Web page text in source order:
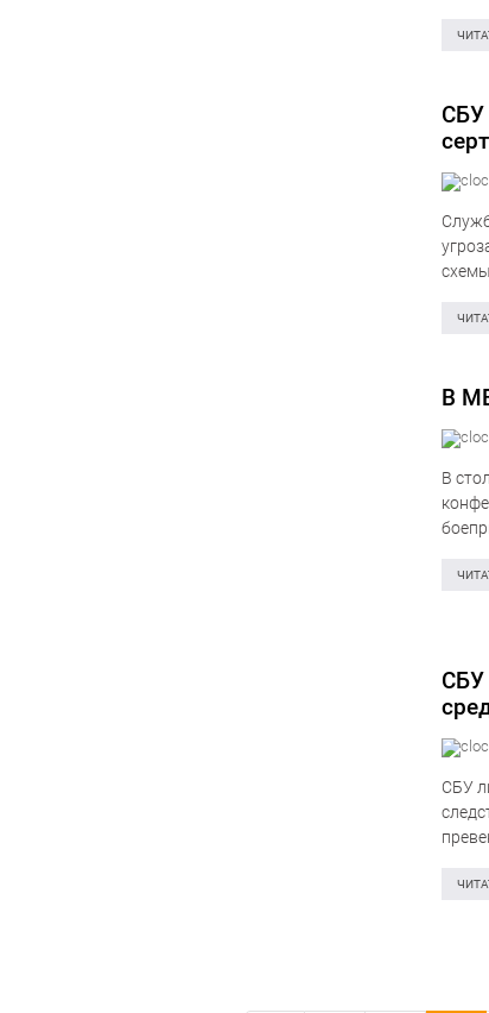
СБУ
В
В
СБУ
СБУ